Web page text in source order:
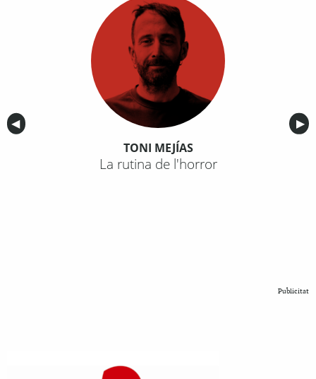
Anterior
◀︎ ▶︎
TONI MEJÍAS
La rutina de l'horror
Publicitat